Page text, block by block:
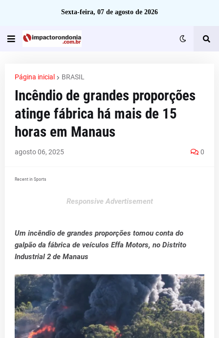
Sexta-feira, 07 de agosto de 2026
Página inicial BRASIL
Incêndio de grandes proporções
atinge fábrica há mais de 15
horas em Manaus
agosto 06, 2025 0
Recent in Sports
Responsive Advertisement
Um incêndio de grandes proporções tomou conta do
galpão da fábrica de veículos Effa Motors, no Distrito
Industrial 2 de Manaus